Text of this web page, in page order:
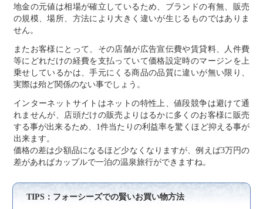
地金の元値は相場が確立しているため、ブランドの有無、販売
の規模、場所、方法により大きく違いが生じるものではありま
せん。
またお客様にとって、その店舗が広告宣伝費や賃貸料、人件費
等にどれだけの経費を支払っていて価格設定時のマージンを上
乗せしているかは、手元にくる商品の品質に違いが無い限り、
実際は殆ど関係のない事でしょう。
インターネットサイトはネットの特性上、値段競争は避けて通
れませんが、店頭だけの販売よりはるかに多くのお客様に販売
する事が出来るため、1件当たりの利益率を驚くほど抑える事が
出来ます。
価格の差は少額品になるほど少なくなりますが、例えば3万円の
差があればカップルで一泊の温泉旅行ができますね。
TIPS：フォーシーズでの賢いお買い物方法